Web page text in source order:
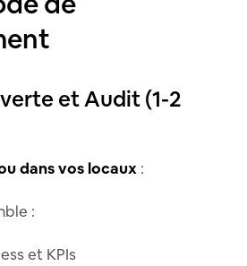
et Audit (1-2
dans vos locaux :
:
et KPIs